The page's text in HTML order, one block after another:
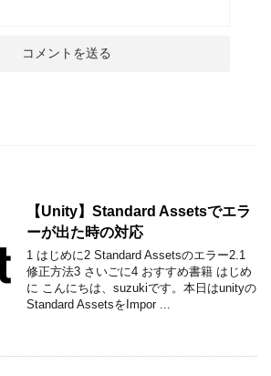
【Unity】Standard Assetsでエラ
ーが出た時の対応
1 はじめに2 Standard Assetsのエラー2.1
修正方法3 さいごに4 おすすめ書籍 はじめ
に こんにちは、suzukiです。本日はunityの
Standard AssetsをImpor ...